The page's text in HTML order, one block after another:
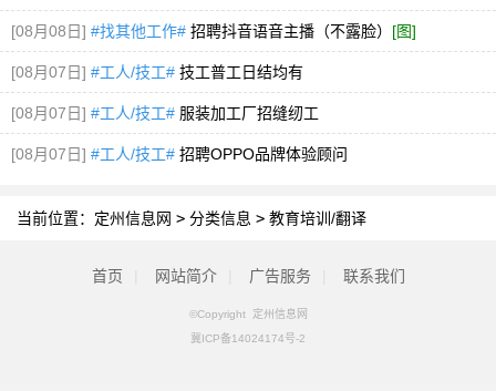
[08月08日] #找其他工作# 招聘抖音语音主播（不露脸） [图]
[08月07日] #工人/技工# 技工普工日结均有
[08月07日] #工人/技工# 服装加工厂招缝纫工
[08月07日] #工人/技工# 招聘OPPO品牌体验顾问
当前位置： 定州信息网 > 分类信息 > 教育培训/翻译
首页 网站简介 广告服务 联系我们
©Copyright 定州信息网
冀ICP备14024174号-2